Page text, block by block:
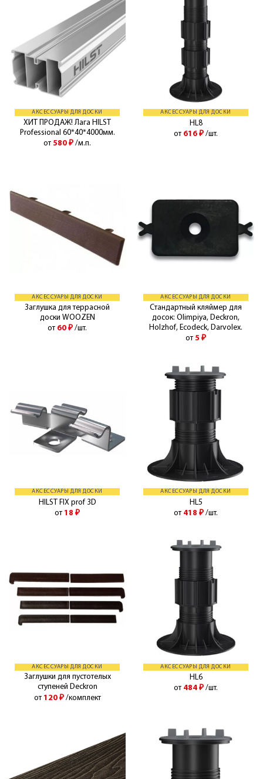
АКСЕССУАРЫ ДЛЯ ДОСКИ
ХИТ ПРОДАЖ! Лага HILST
Professional 60*40*4000мм.
от 580 ₽ /м.п.
АКСЕССУАРЫ ДЛЯ ДОСКИ
HL8
от 616 ₽ /шт.
АКСЕССУАРЫ ДЛЯ ДОСКИ
Заглушка для террасной
доски WOOZEN
от 60 ₽ /шт.
АКСЕССУАРЫ ДЛЯ ДОСКИ
Стандартный кляймер для
досок: Olimpiya, Deckron,
Holzhof, Ecodeck, Darvolex.
от 5 ₽
АКСЕССУАРЫ ДЛЯ ДОСКИ
HILST FIX prof 3D
от 18 ₽
АКСЕССУАРЫ ДЛЯ ДОСКИ
HL5
от 418 ₽ /шт.
АКСЕССУАРЫ ДЛЯ ДОСКИ
Заглушки для пустотелых
ступеней Deckron
от 120 ₽ /комплект
АКСЕССУАРЫ ДЛЯ ДОСКИ
HL6
от 484 ₽ /шт.